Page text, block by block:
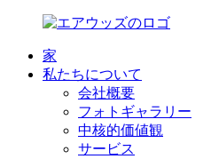
家
私たちについて
会社概要
フォトギャラリー
中核的価値観
サービス